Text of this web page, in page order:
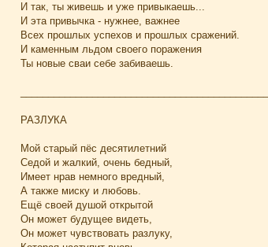
И так, ты живешь и уже привыкаешь...
И эта привычка - нужнее, важнее
Всех прошлых успехов и прошлых сражений.
И каменным льдом своего поражения
Ты новые сваи себе забиваешь.
РАЗЛУКА
Мой старый пёс десятилетний
Седой и жалкий, очень бедный,
Имеет нрав немного вредный,
А также миску и любовь.
Ещё своей душой открытой
Он может будущее видеть,
Он может чувствовать разлуку,